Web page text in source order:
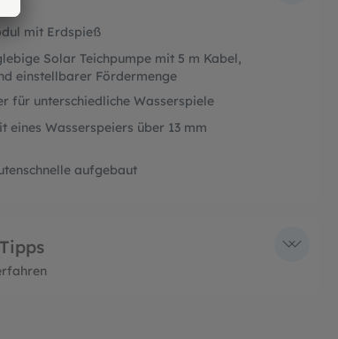
mit Erdspieß
Solar Teichpumpe mit 5 m Kabel,
einstellbarer Fördermenge
für unterschiedliche Wasserspiele
eines Wasserspeiers über 13 mm
aufgebaut